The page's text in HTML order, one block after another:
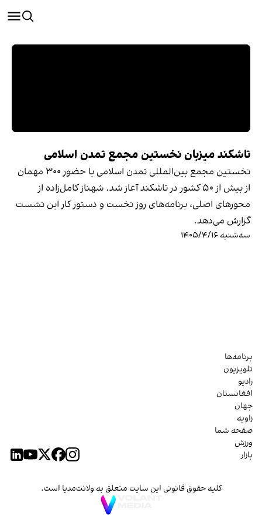
تاشکند میزبان نخستین مجمع تمدن اسلامی
نخستین مجمع بین‌المللی تمدن اسلامی با حضور ۳۰۰ مهمان
از بیش از ۵۰ کشور در تاشکند آغاز شد. شهناز کامل‌زاده از
محورهای اصلی، برنامه‌های روز نخست و دستور کار این نشست
گزارش می‌دهد.
سه‌شنبه ۱۴۰۵/۴/۱۶
برنامه‌ها
تلویزیون
رادیو
افغانستان
جهان
زاویه
صفحه شما
ورزش
بازار
کلیه حقوق قانونی این سایت متعلق به ولانت‌مدیا است.